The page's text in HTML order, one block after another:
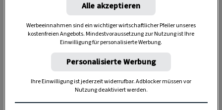
Nutzen Sie WhatsApp auf Ihrem Handy und lieben es, auf
dem Balkon, der Terrasse oder im Garten zu werkeln? In
unserem kostenlosen WhatsApp-Kanal finden Sie täglich
Tipps und Tricks für Garten, Terrasse, Balkon- und
Zimmerpflanzen.
HIER MEHR ERFAHREN
Alle akzeptieren
Werbeeinnahmen sind ein wichtiger wirtschaftlicher Pfeiler unseres
kostenfreien Angebots. Mindestvoraussetzung zur Nutzung ist Ihre
Einwilligung für personalisierte Werbung.
Personalisierte Werbung
Ihre Einwilligung ist jederzeit widerrufbar. Adblocker müssen vor
Nutzung deaktiviert werden.